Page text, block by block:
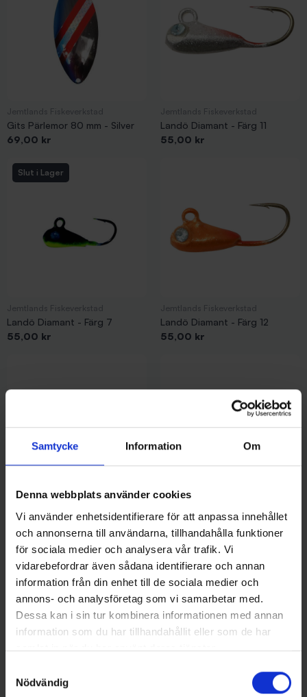
Samtycke Information Om
Denna webbplats använder cookies
Vi använder enhetsidentifierare för att anpassa innehållet
och annonserna till användarna, tillhandahålla funktioner
för sociala medier och analysera vår trafik. Vi
vidarebefordrar även sådana identifierare och annan
information från din enhet till de sociala medier och
annons- och analysföretag som vi samarbetar med.
Dessa kan i sin tur kombinera informationen med annan
information som du har tillhandahållit eller som de har
samlat in när du har använt deras tjänster.
Nödvändig
Gits Pärlemor 80 mm - Silver
Pris
69,00 kr
Landö Diamant - Färg 11
Pris
55,00 kr
Slut i Lager
Landö Diamant - Färg 7
Pris
55,00 kr
Landö Diamant - Färg 12
Pris
55,00 kr
Landö Diamant - Färg 2
Pris
55,00 kr
Landö Diamant XL- Färg 2
Pris
55,00 kr